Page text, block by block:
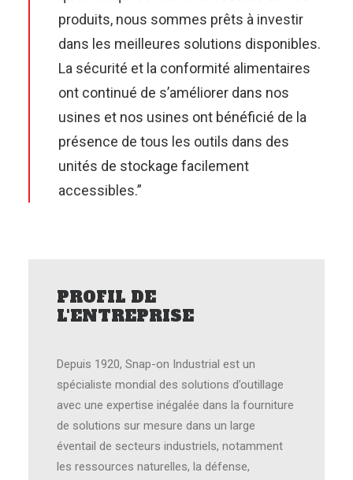
produits, nous sommes prêts à investir
dans les meilleures solutions disponibles.
La sécurité et la conformité alimentaires
ont continué de s’améliorer dans nos
usines et nos usines ont bénéficié de la
présence de tous les outils dans des
unités de stockage facilement
accessibles.”
PROFIL DE
L'ENTREPRISE
Depuis 1920, Snap-on Industrial est un
spécialiste mondial des solutions d’outillage
avec une expertise inégalée dans la fourniture
de solutions sur mesure dans un large
éventail de secteurs industriels, notamment
les ressources naturelles, la défense,